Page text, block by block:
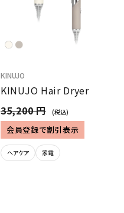
KINUJO
KINUJO Hair Dryer
35,200 円
(税込)
会員登録で割引表示
ヘアケア 家電